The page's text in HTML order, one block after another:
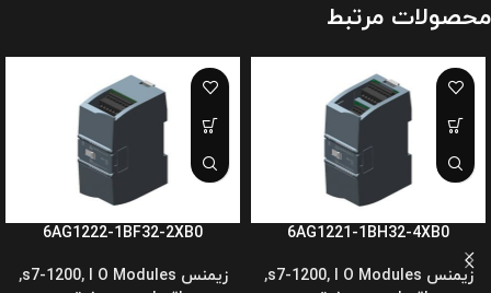
محصولات مرتبط
6AG1221-1BH32-4XB0
زیمنس s7-1200 , I O Modules
,
6AG1222-1BF32-2XB0
زیمنس s7-1200 , I O Modules
,